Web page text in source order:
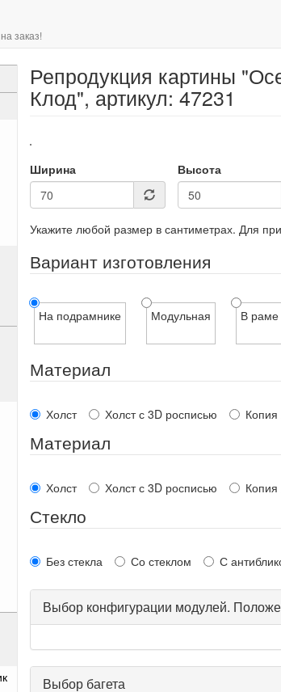
заказ!
Репродукция картины
Клод", артикул: 47231
Ширина
Высота
Укажите любой размер в сантиметрах. Для
Вариант изготовления
На подрамнике Модульная В раме
Материал
Холст Холст с 3D росписью
Материал
Холст Холст с 3D росписью
Стекло
Без стекла Со стеклом С
Выбор конфигурации модулей.
Выбор багета